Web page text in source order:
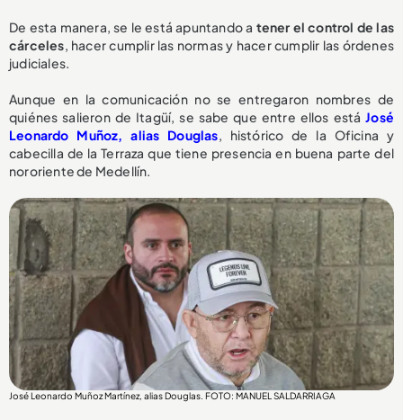
De esta manera, se le está apuntando a tener el control de las
cárceles , hacer cumplir las normas y hacer cumplir las órdenes
judiciales.
Aunque en la comunicación no se entregaron nombres de
quiénes salieron de Itagüí, se sabe que entre ellos está José
Leonardo Muñoz, alias Douglas , histórico de la Oficina y
cabecilla de la Terraza que tiene presencia en buena parte del
nororiente de Medellín.
José Leonardo Muñoz Martínez, alias Douglas. FOTO: MANUEL SALDARRIAGA